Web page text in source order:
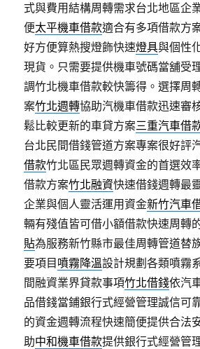
式與費用結構周轉需求台北地區企
便太平機車借款適合有多項借款方
好方便算熱搜燈飾快速燈具與個性
現貨。只需要提供機車號碼當舖受
調竹北機車借款較快籌得。選擇周
案竹北週轉協助汽機車借款迅速審
鬆比較更新的車貸方案三重汽車借
台北民間借錢管道方案專案很好評
借款竹北區民眾週轉資金的首選效
借款方案竹北融資快速借錢週轉最
企業與個人靈活運用資金新竹汽車
輛有殘值皆可借小額借款快速周轉
貼為服務新竹縣市最佳周轉管道替
要項目 噴霧降溫設計規劃各類噴霧
間融資業界貸款事項竹北借錢依汽
品借錢當鋪銀行式經營管理誠信可
的資金週轉流程快速簡便提供合法
助中和機車借款提供銀行式經營管